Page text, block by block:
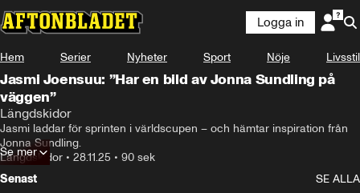
Logga in
Hem Serier Nyheter Sport Nöje Livsstil
Jasmi Joensuu: ”Har en bild av Jonna Sundling på
väggen”
Längdskidor
Jasmi laddar för sprinten i världscupen – och hämtar inspiration från
Jonna Sundling.
Längdskidor • 28.11.25 • 90 sek
Se mer
Senast
SE ALLA